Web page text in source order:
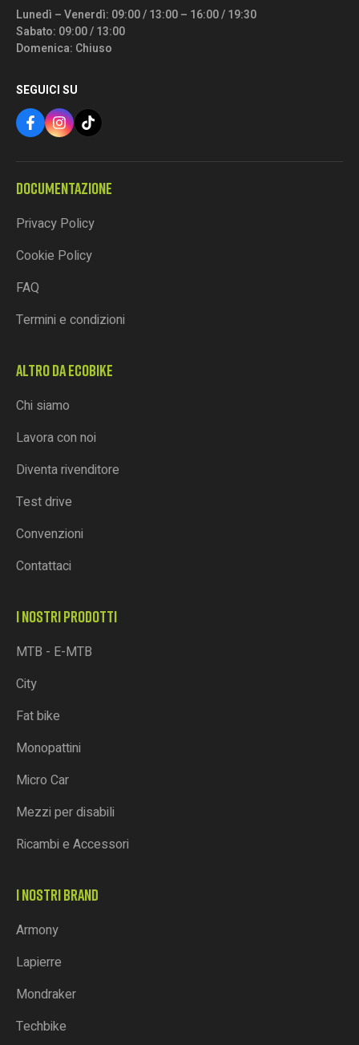
Lunedì – Venerdì: 09:00 / 13:00 – 16:00 / 19:30
Sabato: 09:00 / 13:00
Domenica: Chiuso
SEGUICI SU
DOCUMENTAZIONE
Privacy Policy
Cookie Policy
FAQ
Termini e condizioni
ALTRO DA ECOBIKE
Chi siamo
Lavora con noi
Diventa rivenditore
Test drive
Convenzioni
Contattaci
I NOSTRI PRODOTTI
MTB - E-MTB
City
Fat bike
Monopattini
Micro Car
Mezzi per disabili
Ricambi e Accessori
I NOSTRI BRAND
Armony
Lapierre
Mondraker
Techbike